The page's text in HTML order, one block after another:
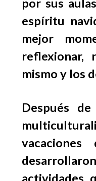
por sus
espíritu
mejor
reflexionar,
mismo y los
Después
actividades